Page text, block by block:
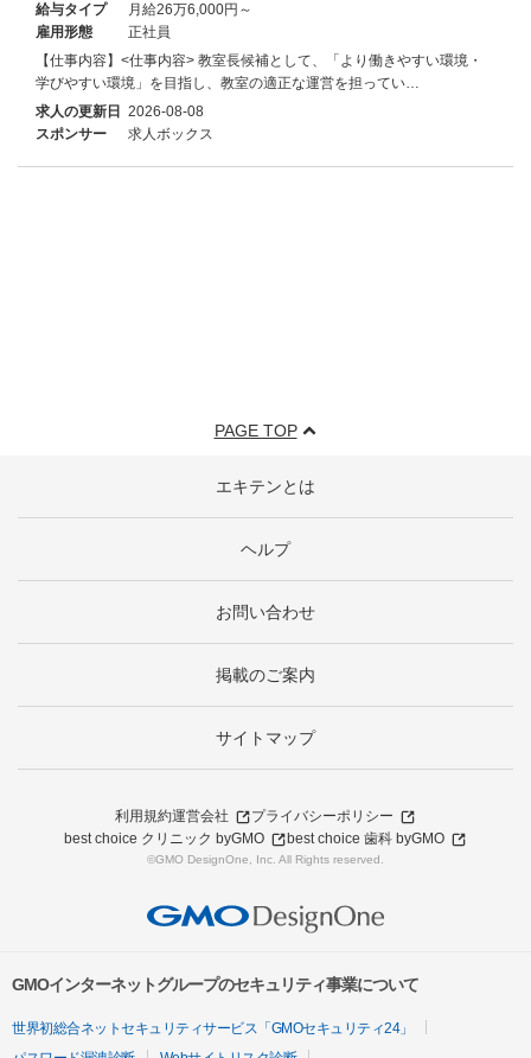
給与タイプ
月給26万6,000円～
雇用形態
正社員
【仕事内容】<仕事内容> 教室長候補として、「より働きやすい環境・
学びやすい環境」を目指し、教室の適正な運営を担ってい…
求人の更新日 2026-08-08
スポンサー
求人ボックス
PAGE TOP
エキテンとは
ヘルプ
お問い合わせ
掲載のご案内
サイトマップ
利用規約運営会社
プライバシーポリシー
best choice クリニック byGMO
best choice 歯科 byGMO
©GMO DesignOne, Inc. All Rights reserved.
GMOインターネットグループのセキュリティ事業について
世界初総合ネットセキュリティサービス「GMOセキュリティ24」